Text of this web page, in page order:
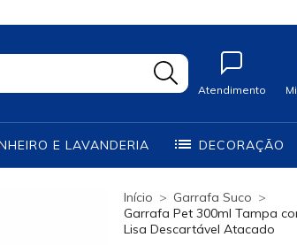
Atendimento
E LAVANDERIA DECORAÇÃO
Início > Garrafa Suco >
Garrafa Pet 300ml Tampa
Lisa Descartável Atacado